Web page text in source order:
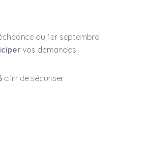
du 1er septembre
vos demandes.
afin de sécuriser